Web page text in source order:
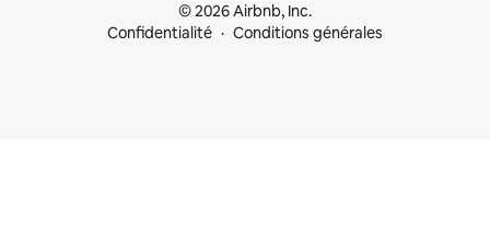
© 2026 Airbnb, Inc.
Confidentialité
Conditions générales